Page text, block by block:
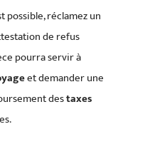
possible, réclamez un
de refus
pourra servir à
et demander une
destaxes